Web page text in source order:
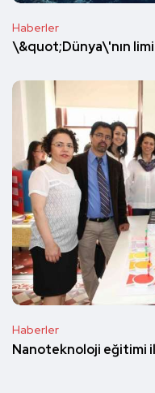
Haberler
\&quot;Dünya\'nın
Haberler
Nanoteknoloji eğitimi